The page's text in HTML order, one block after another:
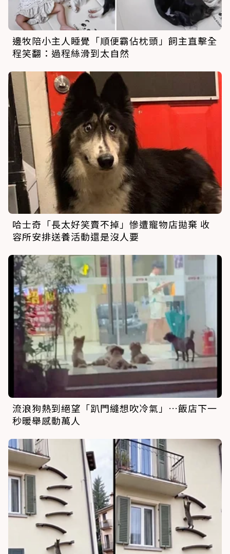
邊牧陪小主人睡覺「順便霸佔枕頭」飼主直擊全
程笑翻：過程絲滑到太自然
哈士奇「長太好笑賣不掉」慘遭寵物店拋棄 收
容所安排送養活動還是沒人要
流浪狗熱到絕望「趴門縫想吹冷氣」…飯店下一
秒暖舉感動萬人